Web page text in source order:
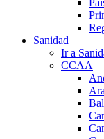
Sanidad
Ir a
CCAA